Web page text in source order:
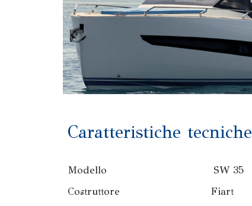
Caratteristiche tecniche
Modello SW 35
Costruttore Fiart